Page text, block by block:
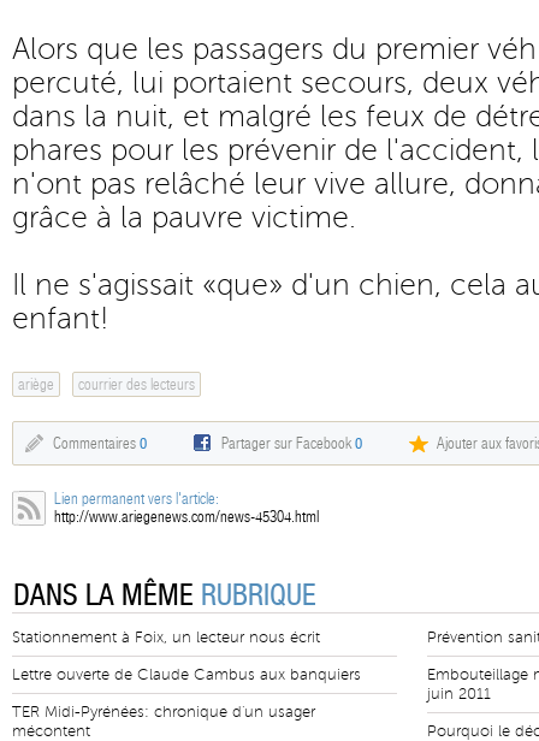
Alors que les passagers du premier
percuté, lui portaient secours, deux
dans la nuit, et malgré les feux de
phares pour les prévenir de l'accident,
n'ont pas relâché leur vive allure,
grâce à la pauvre victime.
Il ne s'agissait «que» d'un chien, cela
enfant!
ariège courrier des lecteurs
Commentaires 0 Partager sur Facebook0 Ajouter aux
Lien permanent vers l'article:
http://www.ariegenews.com/news-45304.html
DANS LA MÊME RUBRIQUE
Stationnement à Foix, un lecteur nous écrit
Lettre ouverte de Claude Cambus aux banquiers
TER Midi-Pyrénées: chronique d'un usager
mécontent
Prévention
Embouteillage
juin 2011
Pourquoi le